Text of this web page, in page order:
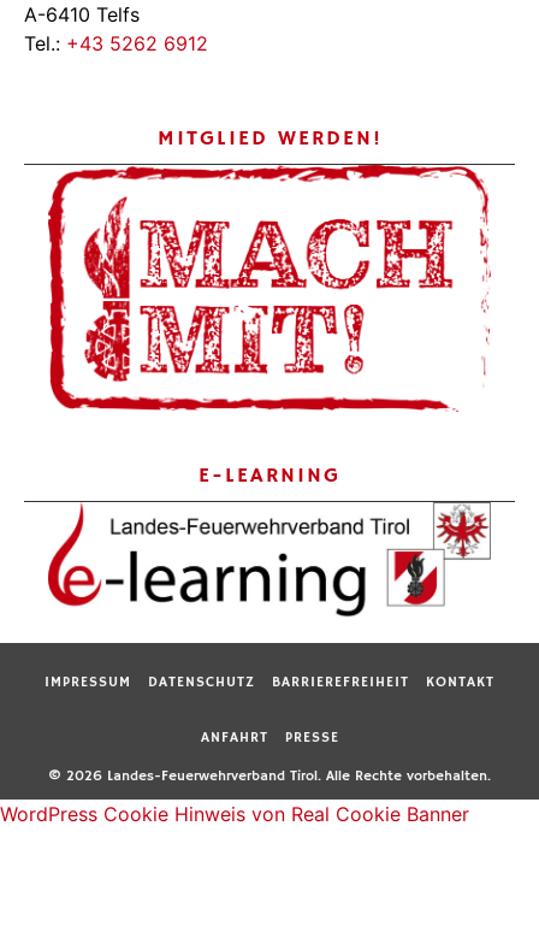
A-6410 Telfs
Tel.: +43 5262 6912
MITGLIED WERDEN!
E-LEARNING
IMPRESSUM DATENSCHUTZ BARRIEREFREIHEIT KONTAKT
ANFAHRT PRESSE
© 2026 Landes-Feuerwehrverband Tirol. Alle Rechte vorbehalten.
WordPress Cookie Hinweis von Real Cookie Banner